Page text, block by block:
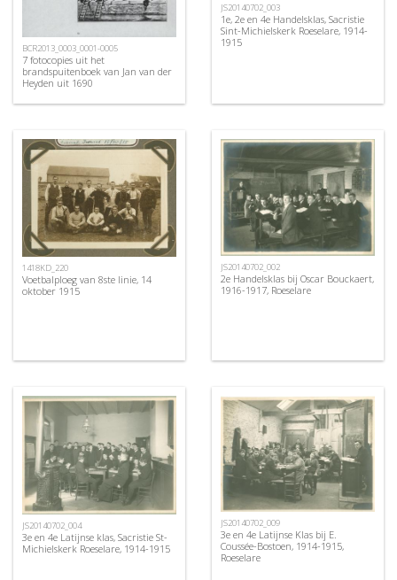
BCR2013_0003_0001-0005
7 fotocopies uit het
brandspuitenboek van Jan van der
Heyden uit 1690
JS20140702_003
1e, 2e en 4e Handelsklas, Sacristie
Sint-Michielskerk Roeselare, 1914-
1915
1418KD_220
Voetbalploeg van 8ste linie, 14
oktober 1915
JS20140702_002
2e Handelsklas bij Oscar Bouckaert,
1916-1917, Roeselare
JS20140702_004
3e en 4e Latijnse klas, Sacristie St-
Michielskerk Roeselare, 1914-1915
JS20140702_009
3e en 4e Latijnse Klas bij E.
Coussée-Bostoen, 1914-1915,
Roeselare